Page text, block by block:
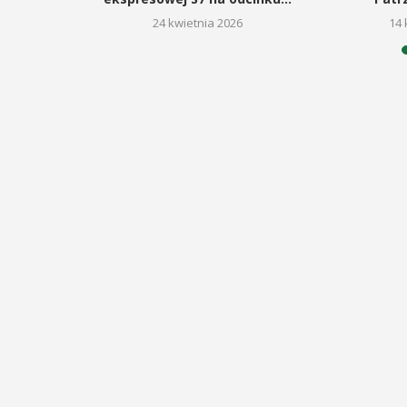
24 kwietnia 2026 14